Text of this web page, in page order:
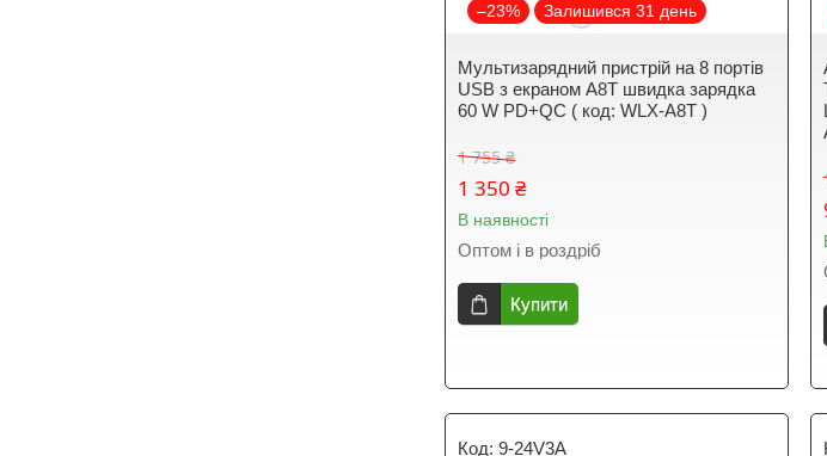
–23% Залишився 31 день
Мультизарядний пристрій на 8 портів
USB з екраном A8T швидка зарядка
60 W PD+QC ( код: WLX-A8T )
1 755 ₴
1 350 ₴
В наявності
Оптом і в роздріб
Купити
9-24V3A